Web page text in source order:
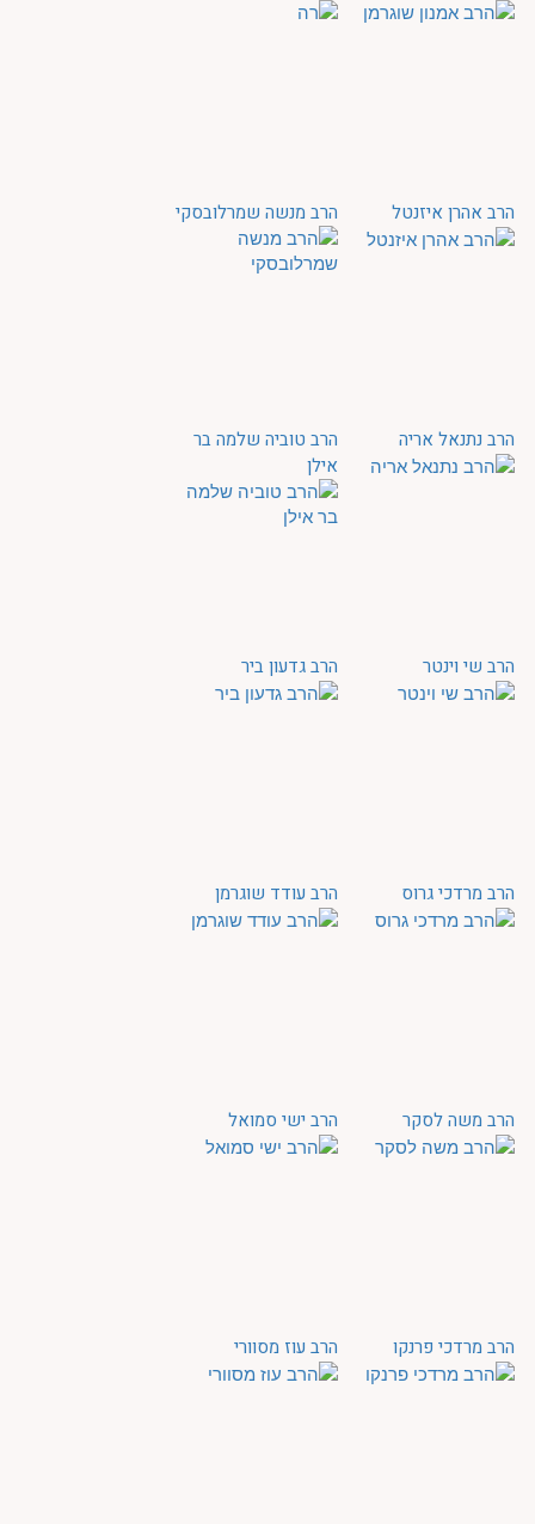
הרב אהרן איזנטל הרב מנשה שמרלובסקי
הרב נתנאל אריה
הרב טוביה שלמה בר
אילן
הרב שי וינטר הרב גדעון ביר
הרב מרדכי גרוס הרב עודד שוגרמן
הרב משה לסקר הרב ישי סמואל
הרב מרדכי פרנקו הרב עוז מסוורי